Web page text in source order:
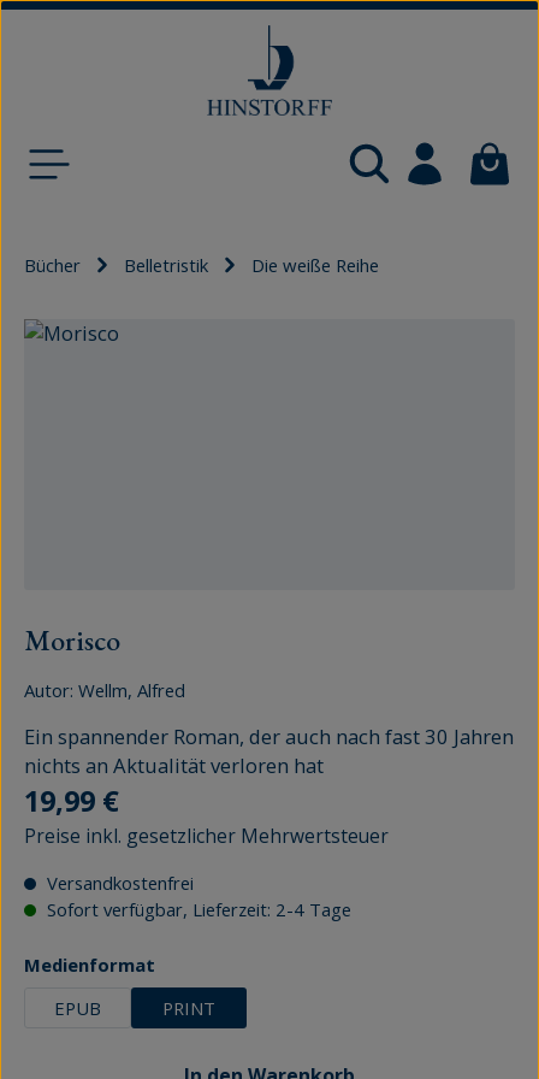
Bücher Belletristik Die weiße Reihe
Bildergalerie überspringen
Morisco
Autor: Wellm, Alfred
Ein spannender Roman, der auch nach fast 30 Jahren
nichts an Aktualität verloren hat
Regulärer Preis:
19,99 €
Preise inkl. gesetzlicher Mehrwertsteuer
Versandkostenfrei
Sofort verfügbar, Lieferzeit: 2-4 Tage
Medienformat
EPUB
PRINT